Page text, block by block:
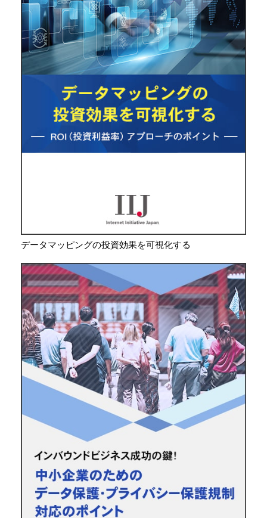
データマッピングの投資効果を可視化する